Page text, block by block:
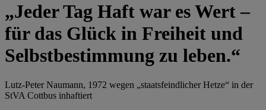
„Jeder Tag Haft war es Wert –
für das Glück in Freiheit und
Selbstbestimmung zu leben.“
Lutz-Peter Naumann, 1972 wegen „staatsfeindlicher Hetze“ in der
StVA Cottbus inhaftiert